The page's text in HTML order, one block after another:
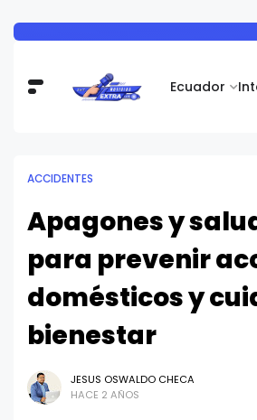
Ecuador
ACCIDENTES
Apagones y
para prevenir
domésticos y
bienestar
JESUS OSWALDO CHECA
HACE 2 AÑOS